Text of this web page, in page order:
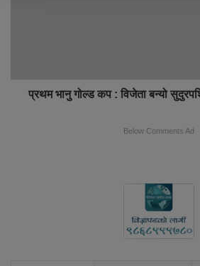
प्रथम भानु गोल्ड कप : विजेता बन्यो
Below Comments Ad